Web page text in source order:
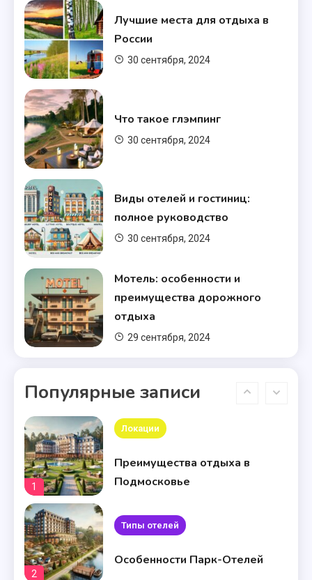
Лучшие места для отдыха в
России
30 сентября, 2024
Что такое глэмпинг
30 сентября, 2024
Виды отелей и гостиниц:
полное руководство
30 сентября, 2024
Мотель: особенности и
преимущества дорожного
отдыха
29 сентября, 2024
Популярные записи
7
Виды отелей и гостиниц:
полное руководство
8
9
России
Типы отелей
загородный отель в России: на
1
Локации
Преимущества отдыха в
Подмосковье
2
Типы отелей
Особенности Парк-Отелей